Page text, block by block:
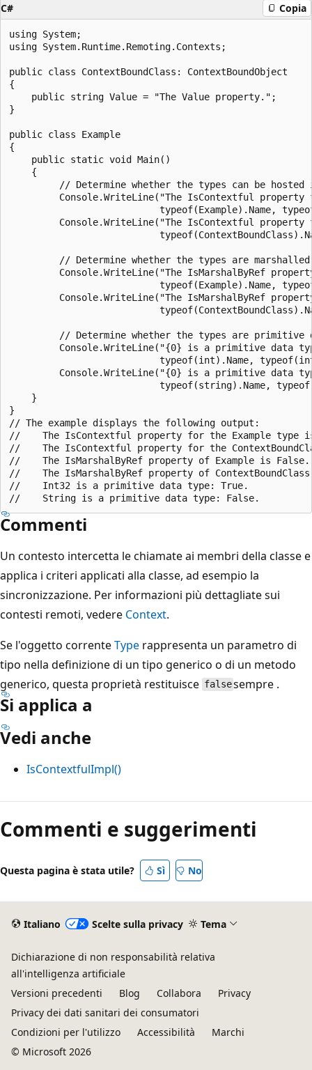
C# Copia
using System;
using System.Runtime.Remoting.Contexts;
public class ContextBoundClass: ContextBoundObject
{
    public string Value = "The Value property.";
}
public class Example
{
    public static void Main()
    {
// Determine whether the types can be hosted
Console.WriteLine("The IsContextful property
typeof(Example).Name,
Console.WriteLine("The IsContextful property
// Determine whether the types are
Console.WriteLine("The IsMarshalByRef
typeof(Example).Name,
Console.WriteLine("The IsMarshalByRef
// Determine whether the types are primitive
Console.WriteLine("{0} is a primitive data
typeof(int).Name,
Console.WriteLine("{0} is a primitive data
typeof(string).Name,
    }
}
// The example displays the following output:
//    The IsContextful property for the Example type
//    The IsContextful property for the
//    The IsMarshalByRef property of Example is False.
//    The IsMarshalByRef property of
//    Int32 is a primitive data type: True.
Commenti
Un contesto intercetta le chiamate ai membri della classe e
applica i criteri applicati alla classe, ad esempio la
sincronizzazione. Per informazioni più dettagliate sui
contesti remoti, vedere Context.
Se l'oggetto correnteType rappresenta un parametro di
tipo nella definizione di un tipo generico o di un metodo
generico, questa proprietà restituisce falsesempre .
Si applica a
Vedi anche
IsContextfulImpl()
Modalità
di
lettura
Commenti e suggerimenti
Questa pagina è stata utile? Sì No
Italiano Scelte sulla privacy Tema
Dichiarazione di non responsabilità relativa
all'intelligenza artificiale
Versioni precedenti
Blog Collabora
Privacy
Privacy dei dati sanitari dei consumatori
Condizioni per l'utilizzo
Accessibilità
Marchi
© Microsoft 2026